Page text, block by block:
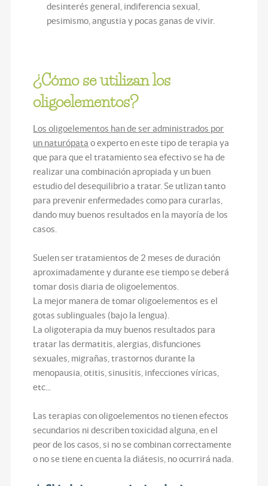
desinterés general, indiferencia sexual,
pesimismo, angustia y pocas ganas de vivir.
¿Cómo se utilizan los
oligoelementos?
Los oligoelementos han de ser administrados por
un naturópata o experto en este tipo de terapia ya
que para que el tratamiento sea efectivo se ha de
realizar una combinación apropiada y un buen
estudio del desequilibrio a tratar. Se utlizan tanto
para prevenir enfermedades como para curarlas,
dando muy buenos resultados en la mayoría de los
casos.
Suelen ser tratamientos de 2 meses de duración
aproximadamente y durante ese tiempo se deberá
tomar dosis diaria de oligoelementos.
La mejor manera de tomar oligoelementos es el
gotas sublinguales (bajo la lengua).
La oligoterapia da muy buenos resultados para
tratar las dermatitis, alergias, disfunciones
sexuales, migrañas, trastornos durante la
menopausia, otitis, sinusitis, infecciones víricas,
etc...
Las terapias con oligoelementos no tienen efectos
secundarios ni describen toxicidad alguna, en el
peor de los casos, si no se combinan correctamente
o no se tiene en cuenta la diátesis, no ocurrirá nada.